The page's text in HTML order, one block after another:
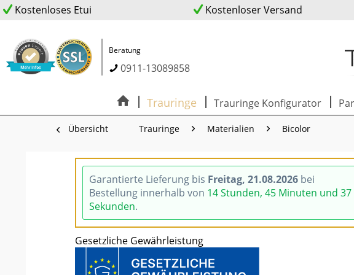
Kostenloses Etui Kostenloser Versand
Beratung
0911-13089858
Trauringe Trauringe Konfigurator
Übersicht Trauringe Materialien Bicolor
Garantierte Lieferung bis Freitag, 21.08.2026 bei
Bestellung innerhalb von 14 Stunden, 45 Minuten und 36
Sekunden.
Gesetzliche Gewährleistung